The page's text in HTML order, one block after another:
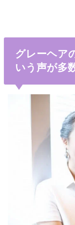
グレーヘア
いう声が多